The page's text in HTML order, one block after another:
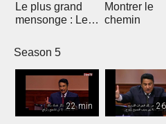
Le plus grand
mensonge : Le
Montrer le
chemin
Season 5
22 min